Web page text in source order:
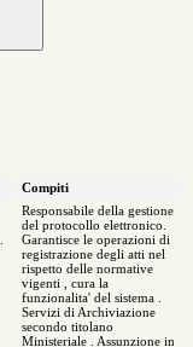
Compiti
Responsabile della gestione
del protocollo elettronico.
Garantisce le operazioni di
registrazione degli atti nel
rispetto delle normative
vigenti , cura la
funzionalita' del sistema .
Servizi di Archiviazione
secondo titolano
Ministeriale . Assunzione in